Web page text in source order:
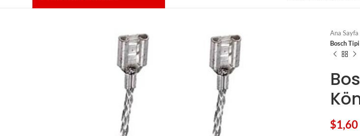
Ana Sayfa
Bosch
$1,60